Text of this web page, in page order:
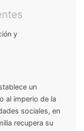
y
un
al imperio de la
sociales, en
recupera su